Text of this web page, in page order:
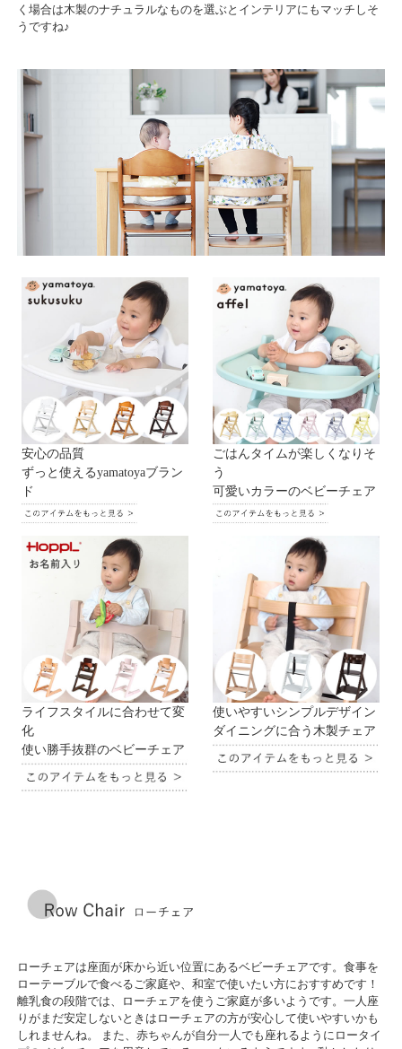
く場合は木製のナチュラルなものを選ぶとインテリアにもマッチしそ
うですね♪
安心の品質
ずっと使えるyamatoyaブラン
ド
ごはんタイムが楽しくなりそ
う
可愛いカラーのベビーチェア
ライフスタイルに合わせて変
化
使い勝手抜群のベビーチェア
使いやすいシンプルデザイン
ダイニングに合う木製チェア
ローチェアは座面が床から近い位置にあるベビーチェアです。食事を
ローテーブルで食べるご家庭や、和室で使いたい方におすすめです！
離乳食の段階では、ローチェアを使うご家庭が多いようです。一人座
りがまだ安定しないときはローチェアの方が安心して使いやすいかも
しれませんね。 また、赤ちゃんが自分一人でも座れるようにロータイ